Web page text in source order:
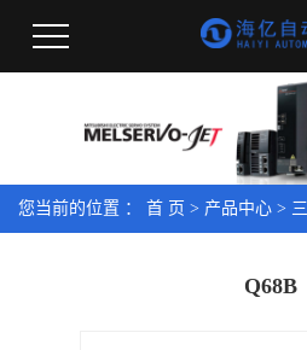
您当前的位置 ： 首 页 > 产品中心 >
Q68B